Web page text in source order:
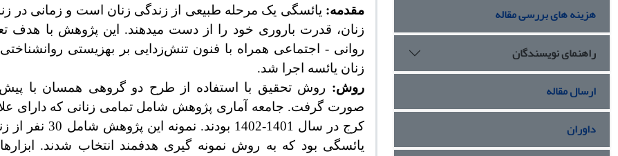
مقدمه: یائسگی یک مرحله طبیعی از زندگی زنان است و زمانی در
زنان، قدرت باروری خود را از دست­ می­دهند. این پژوهش با هدف
روانی - اجتماعی همراه با فنون تنش‌زدایی بر بهزیستی
زنان یائسه اجرا شد.
روش: روش تحقیق با استفاده از طرح دو گروهی همسان با
صورت گرفت. جامعه آماری پژوهش شامل تمامی زنانی که دارای
کرج در سال 1401-1402
یائسگی بود که به روش نمونه گیری هدفمند انتخاب شدند.
هزینه های بررسی مقاله
راهنمای نویسندگان
ارسال مقاله
داوران